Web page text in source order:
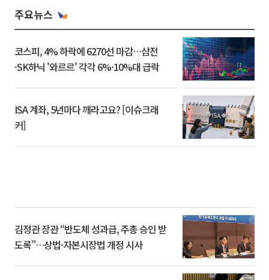
주요뉴스
코스피, 4% 하락에 6270선 마감…삼전
·SK하닉 '와르르' 각각 6%·10%대 급락
ISA 계좌, 5년마다 깨라고요? [이슈크래
커]
김정관 장관 “반도체 성과급, 주총 승인 받
도록”…상법·자본시장법 개정 시사